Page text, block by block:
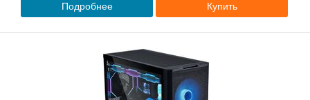
Подробнее Купить